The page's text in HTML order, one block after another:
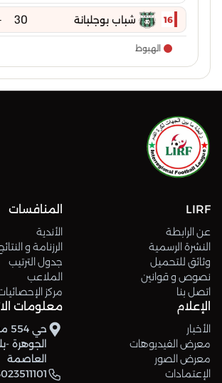
16 شباب بوجلبانة 30
الهبوط
LIRF
عن الرابطة
النشرة الرسمية
وثائق للتحميل
نصوص و قوانين
اتصل بنا
المنافسات
الأندية
الرزنامة و النتائج
جدول الترتيب
الملاعب
مركز
الإعلام
الأخبار
معرض الفيديوهات
معرض الصور
الإعتمادات
معلومات
الجوهرة -
العاصمة